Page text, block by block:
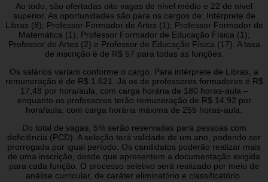
Ao todo, são ofertadas oito vagas de nível médio e 22 de nível
superior. As oportunidades são para os cargos de: Intérprete de
Libras (8); Professor Formador de Artes (1); Professor Formador de
Matemática (1); Professor Formador de Educação Física (1);
Professor de Artes (2) e Professor de Educação Física (17). A taxa
de inscrição é de R$ 57 para todas as funções.
Os salários variam conforme o cargo. Para intérprete de Libras, a
remuneração é de R$ 1.621. Já os de professores formadores é R$
17,48 por hora/aula, com carga horária de 180 horas-aula –
enquanto os professores terão remuneração de R$ 14,92 por
hora/aula, com carga horária máxima de 255 horas-aula.
Do total de vagas, 5% serão reservadas para pessoas com
deficiência (PCD). A seleção terá validade de um ano, podendo ser
prorrogada por igual período. Os candidatos poderão realizar mais
de uma inscrição, desde que apresentem a documentação exigida
para cada função. O processo seletivo será realizado por meio de
análise curricular, de caráter eliminatório e classificatório.